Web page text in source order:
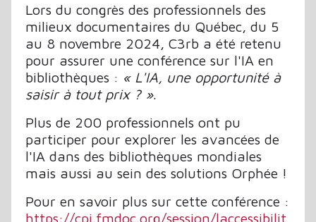
Lors du congrès des professionnels des
milieux documentaires du Québec, du 5
au 8 novembre 2024, C3rb a été retenu
pour assurer une conférence sur l'IA en
bibliothèques : « L'IA, une opportunité à
saisir à tout prix ? ».
Plus de 200 professionnels ont pu
participer pour explorer les avancées de
l'IA dans des bibliothèques mondiales
mais aussi au sein des solutions Orphée !
Pour en savoir plus sur cette conférence :
https://cpi.fmdoc.org/session/laccessibilit